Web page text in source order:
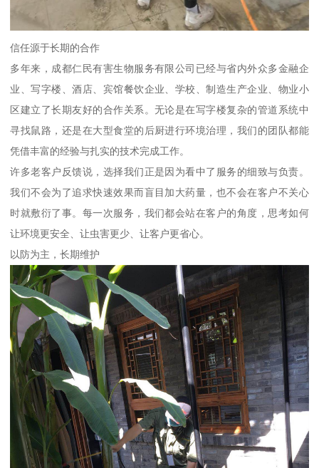
信任源于长期的合作
多年来，成都仁民有害生物服务有限公司已经与省内外众多金融企
业、写字楼、酒店、宾馆餐饮企业、学校、制造生产企业、物业小
区建立了长期友好的合作关系。无论是在写字楼复杂的管道系统中
寻找鼠路，还是在大型食堂的后厨进行环境治理，我们的团队都能
凭借丰富的经验与扎实的技术完成工作。
许多老客户反馈说，选择我们正是因为看中了服务的细致与负责。
我们不会为了追求快速效果而盲目加大药量，也不会在客户不关心
时就敷衍了事。每一次服务，我们都会站在客户的角度，思考如何
让环境更安全、让虫害更少、让客户更省心。
以防为主，长期维护